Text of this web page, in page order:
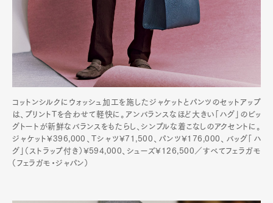
コットンシルクにウォッシュ加工を施したジャケットとパンツのセットアップ
は、プリントTを合わせて軽快に。アンバランスなほど大きい「ハグ」のビッ
グトートが新鮮なバランスをもたらし、シンプルな着こなしのアクセントに。
ジャケット¥396,000、Tシャツ¥71,500、パンツ¥176,000、バッグ「ハ
グ」（ストラップ付き）¥594,000、シューズ¥126,500／すべてフェラガモ
（フェラガモ・ジャパン）